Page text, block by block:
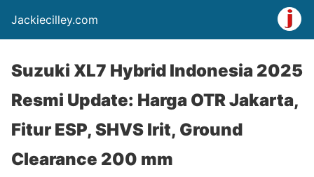
Jackiecilley.com
Suzuki XL7 Hybrid Indonesia 2025
Resmi Update: Harga OTR Jakarta,
Fitur ESP, SHVS Irit, Ground
Clearance 200 mm